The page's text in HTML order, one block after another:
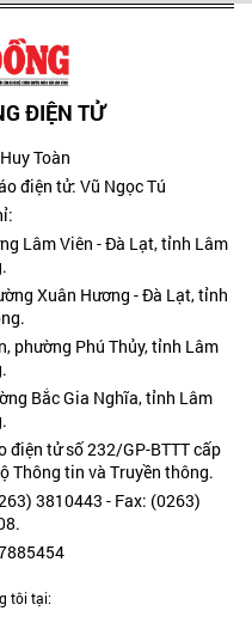
ĐIỆN TỬ
Toàn
điện tử: Vũ Ngọc Tú
Lâm Viên - Đà Lạt, tỉnh Lâm
Xuân Hương - Đà Lạt, tỉnh
phường Phú Thủy, tỉnh Lâm
Bắc Gia Nghĩa, tỉnh Lâm
điện tử số 232/GP-BTTT cấp
Thông tin và Truyền thông.
3810443 - Fax: (0263)
tôi tại: